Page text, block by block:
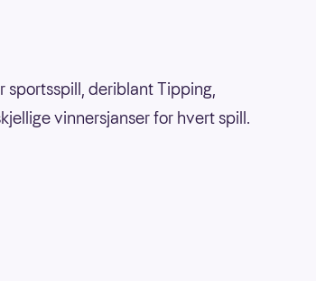
sportsspill, deriblant Tipping,
vinnersjanser for hvert spill.